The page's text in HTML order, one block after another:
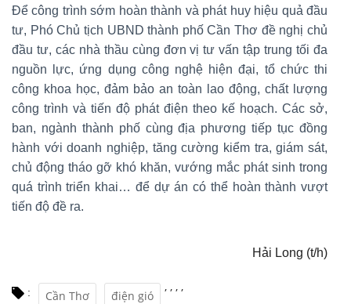
Để công trình sớm hoàn thành và phát huy hiệu quả đầu
tư, Phó Chủ tịch UBND thành phố Cần Thơ đề nghị chủ
đầu tư, các nhà thầu cùng đơn vị tư vấn tập trung tối đa
nguồn lực, ứng dụng công nghệ hiện đại, tổ chức thi
công khoa học, đảm bảo an toàn lao động, chất lượng
công trình và tiến độ phát điện theo kế hoạch. Các sở,
ban, ngành thành phố cùng địa phương tiếp tục đồng
hành với doanh nghiệp, tăng cường kiểm tra, giám sát,
chủ động tháo gỡ khó khăn, vướng mắc phát sinh trong
quá trình triển khai… để dự án có thể hoàn thành vượt
tiến độ đề ra.
Hải Long (t/h)
: Cần Thơ
,
điện gió
, , ,